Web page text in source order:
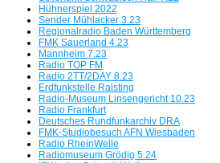
Hühnerspiel 2022
Sender Mühlacker 3.23
Regionalradio Baden Württemberg
FMK Sauerland 4.23
Mannheim 7.23
Radio TOP FM
Radio 2TT/2DAY 8.23
Erdfunkstelle Raisting
Radio-Museum Linsengericht 10.23
Radio Frankfurt
Deutsches Rundfunkarchiv DRA
FMK-Studiobesuch AFN Wiesbaden
Radio RheinWelle
Radiomuseum Grödig 5.24